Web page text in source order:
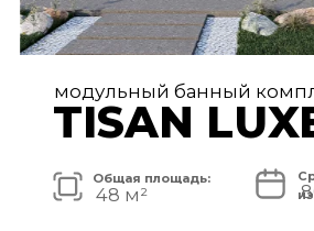
АРХИТЕКТУРА И ЭКСТЕРЬЕР